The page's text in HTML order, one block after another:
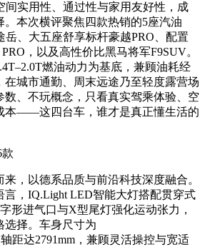
间实用性、通过性与家用友好性，成
。本次横评聚焦四款热销的5座汽油
岳、大五座舒享标杆豪越PRO、配置
，以及高性价比黑马将军F9SUV。
燃油动力为基底，兼顾油耗经
在城市通勤、周末远途乃至轻度露营场
数、不玩概念，只看真实驾乘体验、空
本——这四台车，谁才是真正懂生活的
款
来，以德系品质与前沿科技深度融合。
言，IQ.Light LED智能大灯搭配贯穿式
形进气口与X型尾灯强化运动张力，
选择。车身尺寸为
轴距达2791mm，兼顾灵活操控与宽适